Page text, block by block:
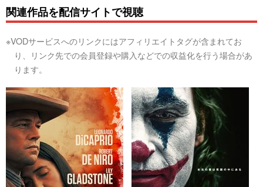
関連作品を配信サイトで視聴
※VODサービスへのリンクにはアフィリエイトタグが含まれてお
り、リンク先での会員登録や購入などでの収益化を行う場合があ
ります。